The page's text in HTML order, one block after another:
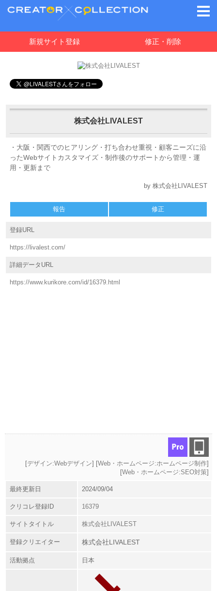
新規サイト登録 修正・削除
株式会社LIVALEST
・大阪・関西でのヒアリング・打ち合わせ重視・顧客ニーズに沿
ったWebサイトカスタマイズ・制作後のサポートから管理・運
用・更新まで
by 株式会社LIVALEST
報告 修正
登録URL
https://livalest.com/
詳細データURL
https://www.kurikore.com/id/16379.html
[デザイン:Webデザイン] [Web・ホームページ:ホームページ制作]
[Web・ホームページ:SEO対策]
最終更新日 2024/09/04
クリコレ登録ID 16379
サイトタイトル 株式会社LIVALEST
登録クリエイター 株式会社LIVALEST
活動拠点 日本